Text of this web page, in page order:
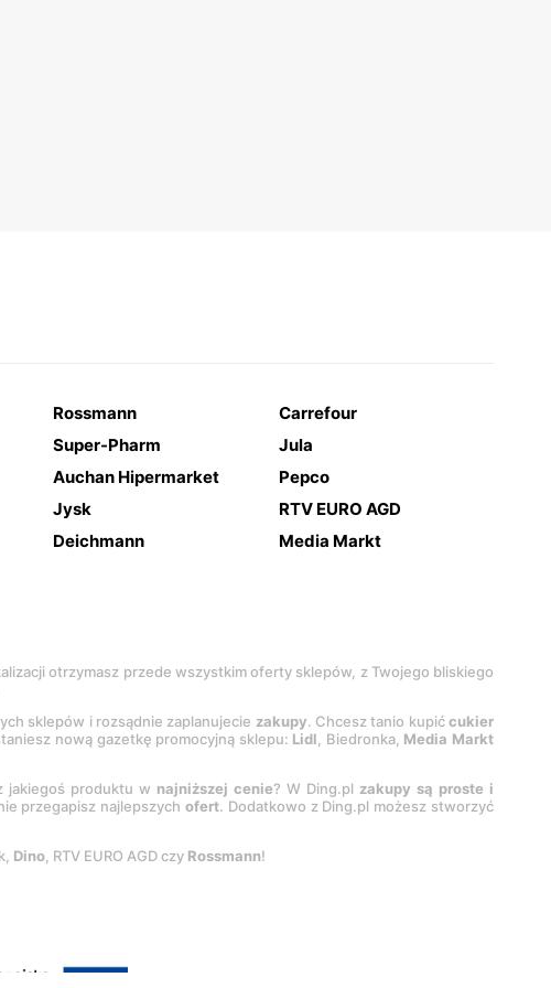
Rossmann
Carrefour
Super-Pharm
Jula
Auchan Hipermarket
Pepco
Jysk
RTV EURO AGD
Deichmann Media Markt
otrzymasz przede wszystkim oferty sklepów, z Twojego bliskiego
sklepów i rozsądnie zaplanujecie zakupy. Chcesz tanio kupićcukier
nową gazetkę promocyjną sklepu: Lidl, Biedronka, Media Markt
jakiegoś produktu w najniższej cenie? W Ding.pl zakupy są proste i
przegapisz najlepszychofert. Dodatkowo z Ding.pl możesz stworzyć
Dino, RTV EURO AGD czy Rossmann!